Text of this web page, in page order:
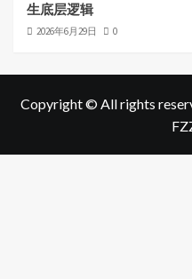
生底层逻辑
2026年6月29日 0
Copyright © All rights